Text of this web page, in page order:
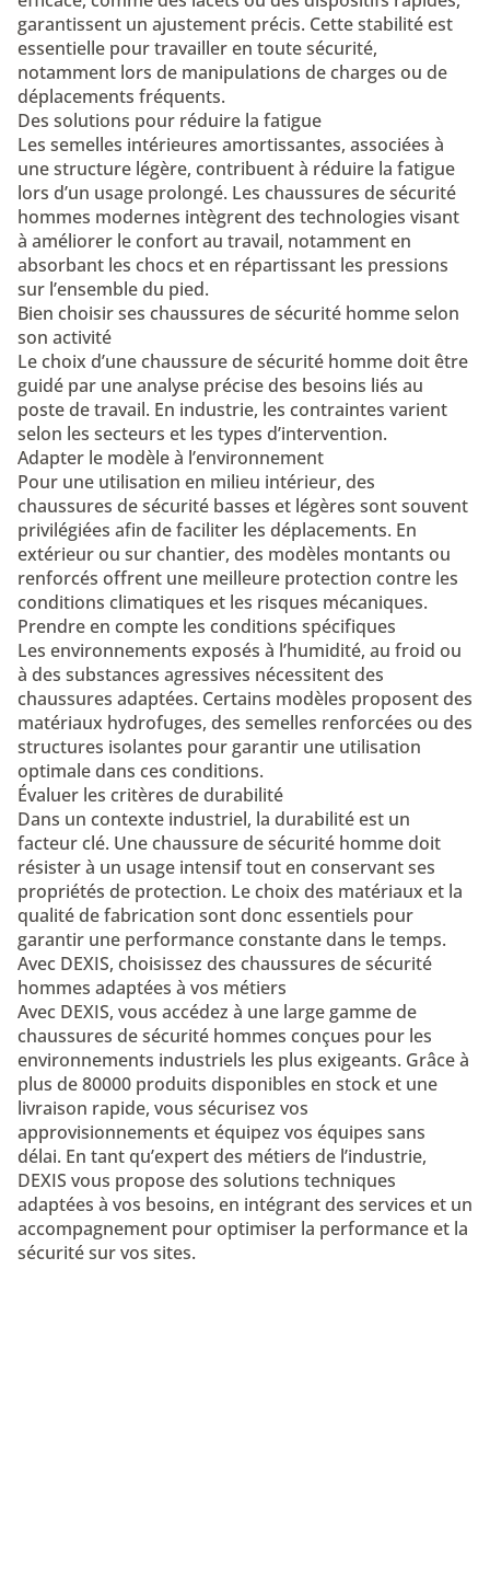
garantissent un ajustement précis. Cette stabilité est
essentielle pour travailler en toute sécurité,
notamment lors de manipulations de charges ou de
déplacements fréquents.
Des solutions pour réduire la fatigue
Les semelles intérieures amortissantes, associées à
une structure légère, contribuent à réduire la fatigue
lors d’un usage prolongé. Les chaussures de sécurité
hommes modernes intègrent des technologies visant
à améliorer le confort au travail, notamment en
absorbant les chocs et en répartissant les pressions
sur l’ensemble du pied.
Bien choisir ses chaussures de sécurité homme selon
son activité
Le choix d’une chaussure de sécurité homme doit être
guidé par une analyse précise des besoins liés au
poste de travail. En industrie, les contraintes varient
selon les secteurs et les types d’intervention.
Adapter le modèle à l’environnement
Pour une utilisation en milieu intérieur, des
chaussures de sécurité basses et légères sont souvent
privilégiées afin de faciliter les déplacements. En
extérieur ou sur chantier, des modèles montants ou
renforcés offrent une meilleure protection contre les
conditions climatiques et les risques mécaniques.
Prendre en compte les conditions spécifiques
Les environnements exposés à l’humidité, au froid ou
à des substances agressives nécessitent des
chaussures adaptées. Certains modèles proposent des
matériaux hydrofuges, des semelles renforcées ou des
structures isolantes pour garantir une utilisation
optimale dans ces conditions.
Évaluer les critères de durabilité
Dans un contexte industriel, la durabilité est un
facteur clé. Une chaussure de sécurité homme doit
résister à un usage intensif tout en conservant ses
propriétés de protection. Le choix des matériaux et la
qualité de fabrication sont donc essentiels pour
garantir une performance constante dans le temps.
Avec DEXIS, choisissez des chaussures de sécurité
hommes adaptées à vos métiers
Avec DEXIS, vous accédez à une large gamme de
chaussures de sécurité hommes conçues pour les
environnements industriels les plus exigeants. Grâce à
plus de 80000 produits disponibles en stock et une
livraison rapide, vous sécurisez vos
approvisionnements et équipez vos équipes sans
délai. En tant qu’expert des métiers de l’industrie,
DEXIS vous propose des solutions techniques
adaptées à vos besoins, en intégrant des services et un
accompagnement pour optimiser la performance et la
sécurité sur vos sites.